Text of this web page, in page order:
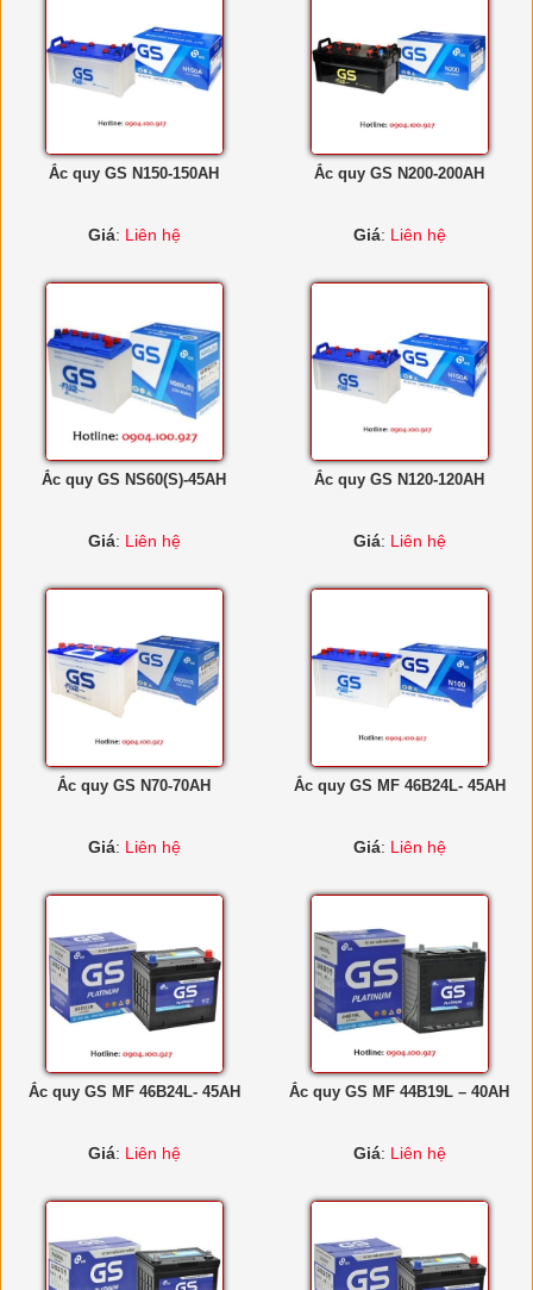
Ắc quy GS N150-150AH
Giá: Liên hệ
Ắc quy GS N200-200AH
Giá: Liên hệ
Ắc quy GS NS60(S)-45AH
Giá: Liên hệ
Ắc quy GS N120-120AH
Giá: Liên hệ
Ắc quy GS N70-70AH
Giá: Liên hệ
Ắc quy GS MF 46B24L- 45AH
Giá: Liên hệ
Ắc quy GS MF 46B24L- 45AH
Giá: Liên hệ
Ắc quy GS MF 44B19L – 40AH
Giá: Liên hệ